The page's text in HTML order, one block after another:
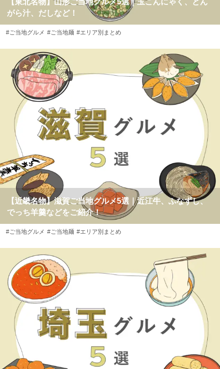
がら汁、だしなど！
#ご当地グルメ #ご当地麺 #エリア別まとめ
【近畿名物】滋賀ご当地グルメ5選｜近江牛、ふなずし、
でっち羊羹などをご紹介！
#ご当地グルメ #ご当地麺 #エリア別まとめ